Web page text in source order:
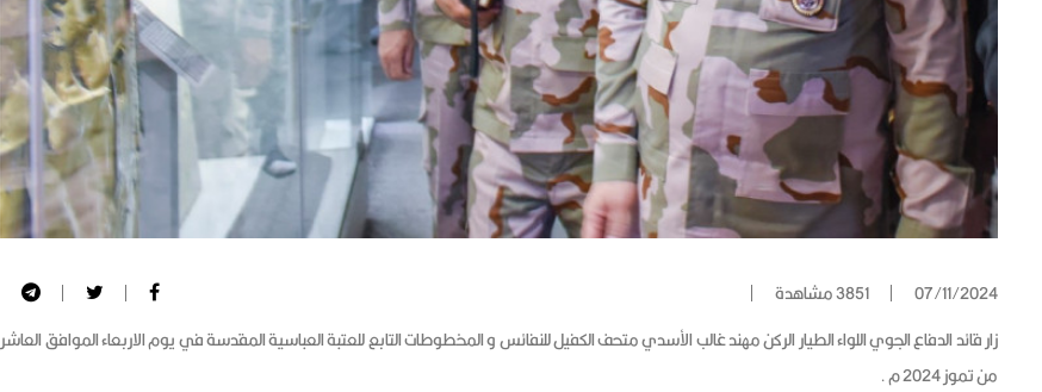
07/11/2024
3851 مشاهدة
زار قائد الدفاع الجوي اللواء الطيار الركن مهند غالب الأسدي متحف الكفيل للنفائس و المخطوطات التابع للعتبة العباسية المقدسة في يوم الاربعاء الموافق العاشر
من تموز 2024 م .